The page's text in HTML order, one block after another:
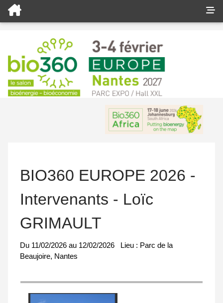
BIO360 EUROPE 2026 -
Intervenants - Loïc
GRIMAULT
Du 11/02/2026 au 12/02/2026 Lieu : Parc de la
Beaujoire, Nantes